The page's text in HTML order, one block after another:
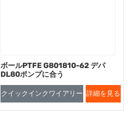
ボールPTFE G801810-62 デパ
DL80ポンプに合う
クイックインクワイアリー 詳細を見る